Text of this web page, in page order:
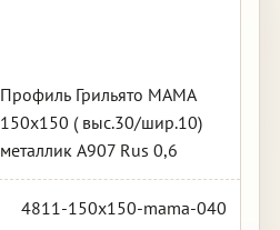
Профиль Грильято МАМА
150х150 ( выс.30/шир.10)
металлик А907 Rus 0,6
4811-150x150-mama-040